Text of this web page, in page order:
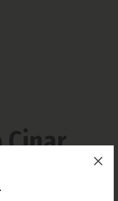
Çinar
Полусладкое